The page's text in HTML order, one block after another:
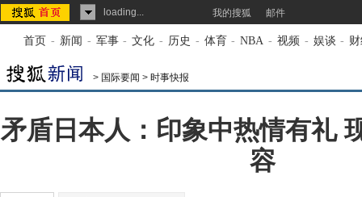
loading... 我的搜狐 邮件
首页 - 新闻 - 军事 - 文化 - 历史 - 体育 - NBA - 视频 - 娱谈 -
> 国际要闻 > 时事快报
矛盾日本人：印象中热情有礼
容